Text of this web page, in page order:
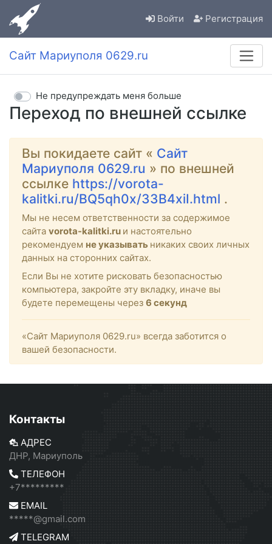
Войти Регистрация
Сайт Мариуполя 0629.ru
Переход по внешней ссылке
Не предупреждать меня больше
Вы покидаете сайт « Сайт
Мариуполя 0629.ru » по внешней
ссылке https://vorota-
kalitki.ru/BQ5qh0x/33B4xiI.html .
Мы не несем ответственности за содержимое
сайта vorota-kalitki.ru и настоятельно
рекомендуем не указывать никаких своих личных
данных на сторонних сайтах.
Если Вы не хотите рисковать безопасностью
компьютера, закройте эту вкладку, иначе вы
будете перемещены через 6 секунд
«Сайт Мариуполя 0629.ru» всегда заботится о
вашей безопасности.
Контакты
АДРЕС
ДНР, Мариуполь
ТЕЛЕФОН
+7*********
EMAIL
*****@gmail.com
TELEGRAM